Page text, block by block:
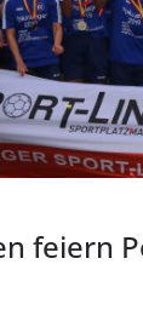
feiern